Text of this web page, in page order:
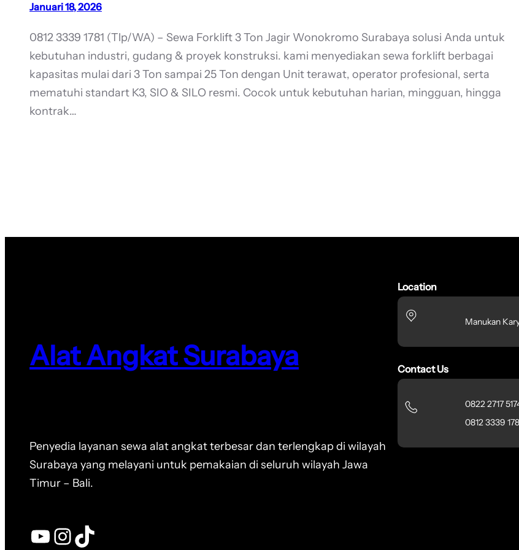
Januari 18, 2026
0812 3339 1781 (Tlp/WA) – Sewa Forklift 3 Ton Jagir Wonokromo Surabaya solusi Anda untuk
kebutuhan industri, gudang & proyek konstruksi. kami menyediakan sewa forklift berbagai
kapasitas mulai dari 3 Ton sampai 25 Ton dengan Unit terawat, operator profesional, serta
mematuhi standart K3, SIO & SILO resmi. Cocok untuk kebutuhan harian, mingguan, hingga
kontrak…
Alat Angkat Surabaya
Penyedia layanan sewa alat angkat terbesar dan terlengkap di wilayah
Surabaya yang melayani untuk pemakaian di seluruh wilayah Jawa
Timur – Bali.
YouTube InstagramTikTok
Location
Manukan
Contact Us
0822 2717
0812 3339